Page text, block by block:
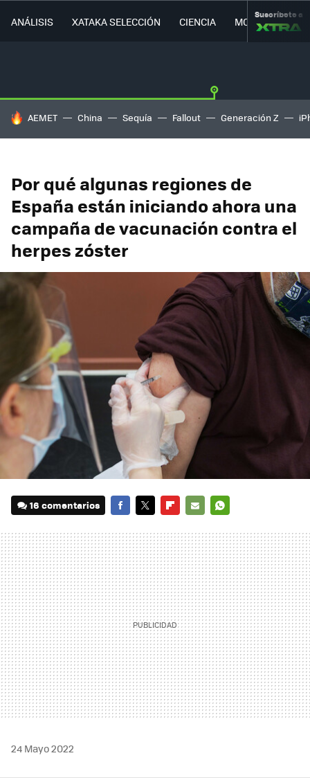
ANÁLISIS XATAKA SELECCIÓN CIENCIA MOVILIDAD
Suscríbete a
HOY SE HABLA DE
AEMET China Sequía Fallout Generación Z
Por qué algunas regiones de
España están iniciando ahora una
campaña de vacunación contra el
herpes zóster
16 comentarios
MAIL
24 Mayo 2022